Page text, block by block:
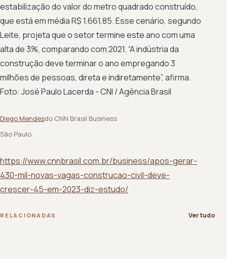
estabilização do valor do metro quadrado construído,
que está em média R$ 1.661,85. Esse cenário, segundo
Leite, projeta que o setor termine este ano com uma
alta de 3%, comparando com 2021. “A indústria da
construção deve terminar o ano empregando 3
milhões de pessoas, direta e indiretamente”, afirma.
Foto: José Paulo Lacerda - CNI / Agência Brasil
Diego Mendesdo CNN Brasil Business
São Paulo
https://www.cnnbrasil.com.br/business/apos-gerar-
430-mil-novas-vagas-construcao-civil-deve-
crescer-45-em-2023-diz-estudo/
RELACIONADAS Ver tudo